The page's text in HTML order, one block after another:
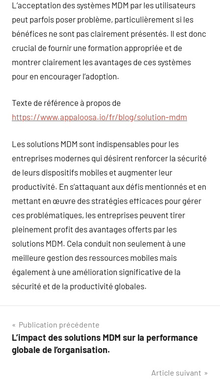
L’acceptation des systèmes MDM par les utilisateurs
peut parfois poser problème, particulièrement si les
bénéfices ne sont pas clairement présentés. Il est donc
crucial de fournir une formation appropriée et de
montrer clairement les avantages de ces systèmes
pour en encourager l’adoption.
Texte de référence à propos de
https://www.appaloosa.io/fr/blog/solution-mdm
Les solutions MDM sont indispensables pour les
entreprises modernes qui désirent renforcer la sécurité
de leurs dispositifs mobiles et augmenter leur
productivité. En s’attaquant aux défis mentionnés et en
mettant en œuvre des stratégies efficaces pour gérer
ces problématiques, les entreprises peuvent tirer
pleinement profit des avantages offerts par les
solutions MDM. Cela conduit non seulement à une
meilleure gestion des ressources mobiles mais
également à une amélioration significative de la
sécurité et de la productivité globales.
Navigation
de
Publication précédente
L’impact des solutions MDM sur la performance
globale de l’organisation.
Article suivant